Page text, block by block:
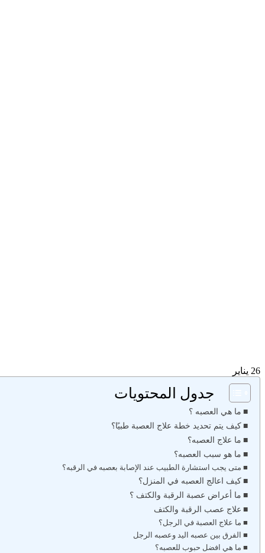
26 يناير
جدول المحتويات
ما هي العصبه ؟
كيف يتم تحديد خطة علاج العصبة طبيًا؟
ما علاج العصبه؟
ما هو سبب العصبه؟
متى يجب استشارة الطبيب عند الإصابة بعصبه في الرقبه؟
كيف اعالج العصبه في المنزل؟
ما أعراض عصبة الرقبة والكتف ؟
علاج عصب الرقبة والكتف
ما علاج العصبة في الرجل؟
الفرق بين عصبه اليد وعصبه الرجل
ما هي افضل حبوب للعصبه؟